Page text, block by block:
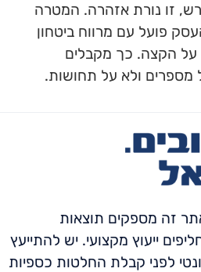
זו נורת אזהרה. המטרה
פועל עם מרווח ביטחון
על הקצה. כך מקבלים
ולא על תחושות.
זה מספקים תוצאות
ייעוץ מקצועי. יש להתייעץ
לפני קבלת החלטות כספיות